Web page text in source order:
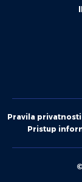
Pravila
Pristup